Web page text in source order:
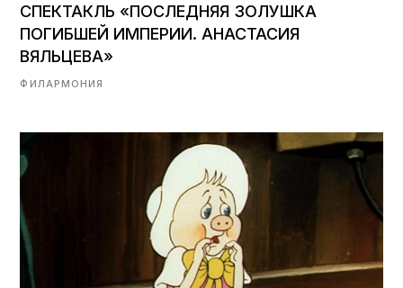
СПЕКТАКЛЬ «ПОСЛЕДНЯЯ ЗОЛУШКА
ПОГИБШЕЙ ИМПЕРИИ. АНАСТАСИЯ
ВЯЛЬЦЕВА»
ФИЛАРМОНИЯ